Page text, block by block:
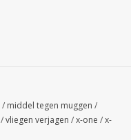
/ middel tegen muggen /
/vliegen verjagen /x-one /x-